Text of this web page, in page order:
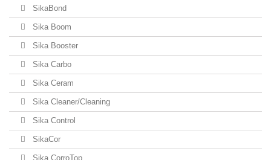
SikaBond
Sika Boom
Sika Booster
Sika Carbo
Sika Ceram
Sika Cleaner/Cleaning
Sika Control
SikaCor
Sika CorroTop